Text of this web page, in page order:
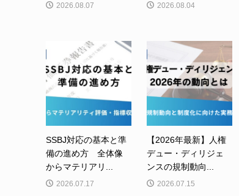
2026.08.07 2026.08.04
SSBJ対応の基本と準
備の進め方 全体像
からマテリアリ...
2026.07.17
【2026年最新】人権
デュー・ディリジェ
ンスの規制動向...
2026.07.15